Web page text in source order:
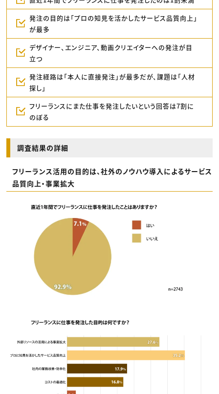
発注の目的は「プロの知見を活かしたサービス品質向上」
が最多
デザイナー、エンジニア、動画クリエイターへの発注が目
立つ
発注経路は「本人に直接発注」が最多だが、課題は「人材
探し」
フリーランスにまた仕事を発注したいという回答は7割に
のぼる
調査結果の詳細
フリーランス活用の目的は、社外のノウハウ導入によるサービス
品質向上・事業拡大